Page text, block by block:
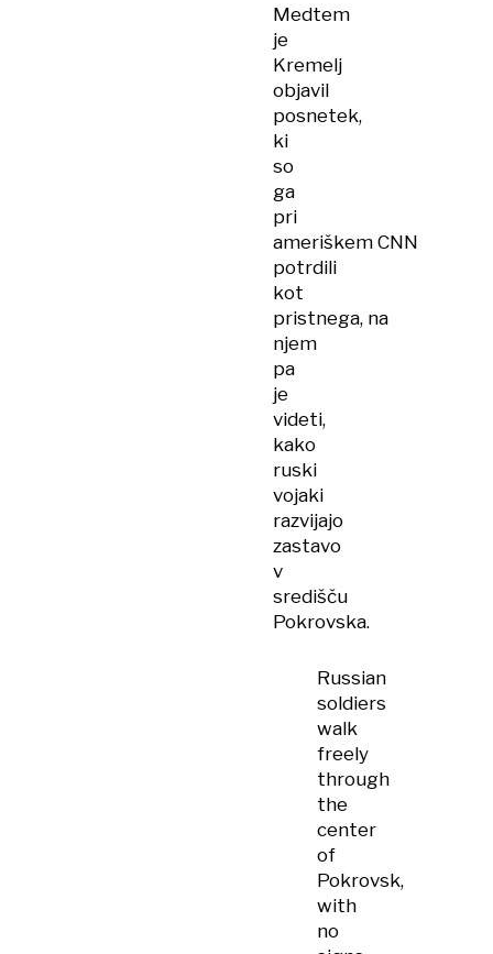
Medtem
je
Kremelj
objavil
posnetek,
ki
so
ga
pri
ameriškem CNN
potrdili
kot
pristnega, na
njem
pa
je
videti,
kako
ruski
vojaki
razvijajo
zastavo
v
središču
Pokrovska.
Russian
soldiers
walk
freely
through
the
center
of
Pokrovsk,
with
no